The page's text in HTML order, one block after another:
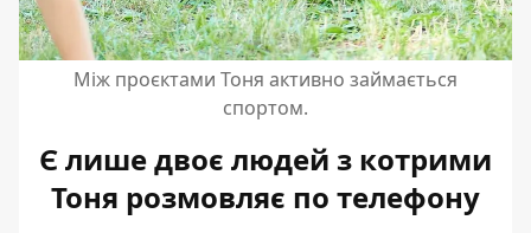
Між проєктами Тоня активно займається
спортом.
Є лише двоє людей з котрими
Тоня розмовляє по телефону